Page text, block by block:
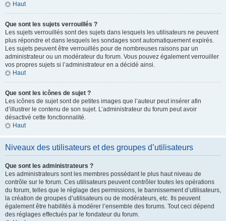
Haut
Que sont les sujets verrouillés ?
Les sujets verrouillés sont des sujets dans lesquels les utilisateurs ne peuvent
plus répondre et dans lesquels les sondages sont automatiquement expirés.
Les sujets peuvent être verrouillés pour de nombreuses raisons par un
administrateur ou un modérateur du forum. Vous pouvez également verrouiller
vos propres sujets si l’administrateur en a décidé ainsi.
Haut
Que sont les icônes de sujet ?
Les icônes de sujet sont de petites images que l’auteur peut insérer afin
d’illustrer le contenu de son sujet. L’administrateur du forum peut avoir
désactivé cette fonctionnalité.
Haut
Niveaux des utilisateurs et des groupes d’utilisateurs
Que sont les administrateurs ?
Les administrateurs sont les membres possédant le plus haut niveau de
contrôle sur le forum. Ces utilisateurs peuvent contrôler toutes les opérations
du forum, telles que le réglage des permissions, le bannissement d’utilisateurs,
la création de groupes d’utilisateurs ou de modérateurs, etc. Ils peuvent
également être habilités à modérer l’ensemble des forums. Tout ceci dépend
des réglages effectués par le fondateur du forum.